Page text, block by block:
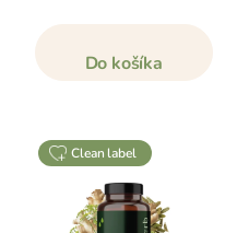
Do košíka
clean label